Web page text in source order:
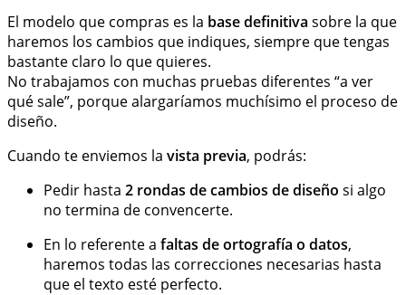
El modelo que compras es la base definitiva sobre la que
haremos los cambios que indiques, siempre que tengas
bastante claro lo que quieres.
No trabajamos con muchas pruebas diferentes “a ver
qué sale”, porque alargaríamos muchísimo el proceso de
diseño.
Cuando te enviemos la vista previa, podrás:
Pedir hasta 2 rondas de cambios de diseño si algo
no termina de convencerte.
En lo referente a faltas de ortografía o datos,
haremos todas las correcciones necesarias hasta
que el texto esté perfecto.